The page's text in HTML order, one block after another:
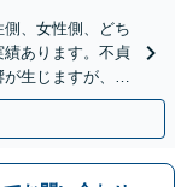
側、女性側、どち
あります。不貞
生じますが、弁